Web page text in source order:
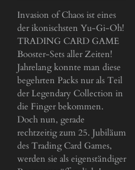
Invasion of Chaos ist eines
der ikonischsten Yu-Gi-Oh!
TRADING CARD GAME
Booster-Sets aller Zeiten!
Jahrelang konnte man diese
begehrten Packs nur als Teil
der Legendary Collection in
die Finger bekommen.
Doch nun, gerade
rechtzeitig zum 25. Jubiläum
des Trading Card Games,
werden sie als eigenständiger